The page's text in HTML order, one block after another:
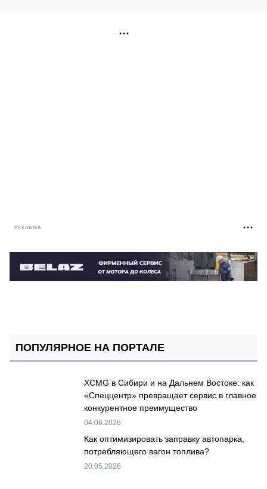
РЕКЛАМА
ПОПУЛЯРНОЕ НА ПОРТАЛЕ
XCMG в Сибири и на Дальнем Востоке: как
«Спеццентр» превращает сервис в главное
конкурентное преимущество
04.06.2026
Как оптимизировать заправку автопарка,
потребляющего вагон топлива?
20.05.2026